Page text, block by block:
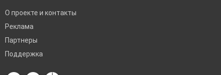
О проекте и контакты
Реклама
Партнеры
Поддержка